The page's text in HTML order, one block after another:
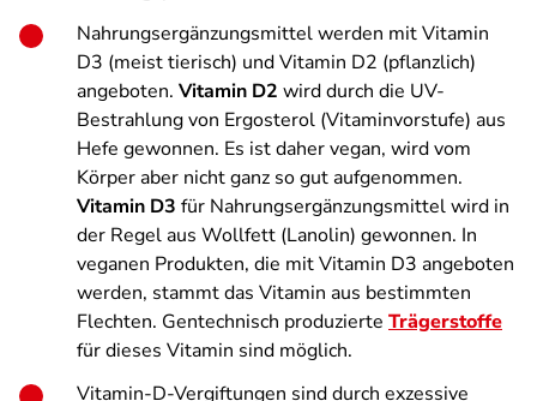
Nahrungsergänzungsmittel werden mit Vitamin
D3 (meist tierisch) und Vitamin D2 (pflanzlich)
angeboten. Vitamin D2 wird durch die UV-
Bestrahlung von Ergosterol (Vitaminvorstufe) aus
Hefe gewonnen. Es ist daher vegan, wird vom
Körper aber nicht ganz so gut aufgenommen.
Vitamin D3 für Nahrungsergänzungsmittel wird in
der Regel aus Wollfett (Lanolin) gewonnen. In
veganen Produkten, die mit Vitamin D3 angeboten
werden, stammt das Vitamin aus bestimmten
Flechten. Gentechnisch produzierte Trägerstoffe
für dieses Vitamin sind möglich.
Vitamin-D-Vergiftungen sind durch exzessive